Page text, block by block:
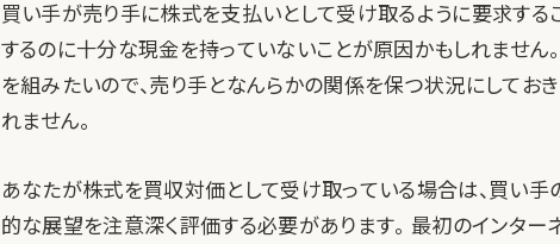
買い手が売り手に株式を支払いとして受け取るように要求する
するのに十分な現金を持っていないことが原因かもしれません
を組みたいので、売り手となんらかの関係を保つ状況にしてお
れません。
あなたが株式を買収対価として受け取っている場合は、買い手
的な展望を注意深く評価する必要があります。 最初のインター